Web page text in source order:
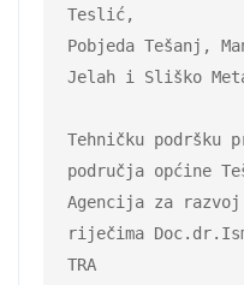
Teslić,
Pobjeda Tešanj,
Jelah i Sliško
Tehničku
područja općine
Agencija za razvoj
riječima
TRA